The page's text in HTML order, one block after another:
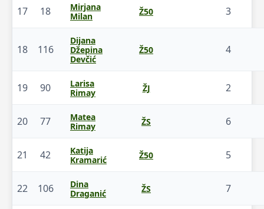
17 18
Mirjana
Milan
Ž50 3
18 116
Dijana
Džepina
Devčić
Ž50 4
19 90
Larisa
Rimay
ŽJ 2
20 77
Matea
Rimay
ŽS 6
21 42
Katija
Kramarić
Ž50 5
22 106
Dina
Draganić
ŽS 7